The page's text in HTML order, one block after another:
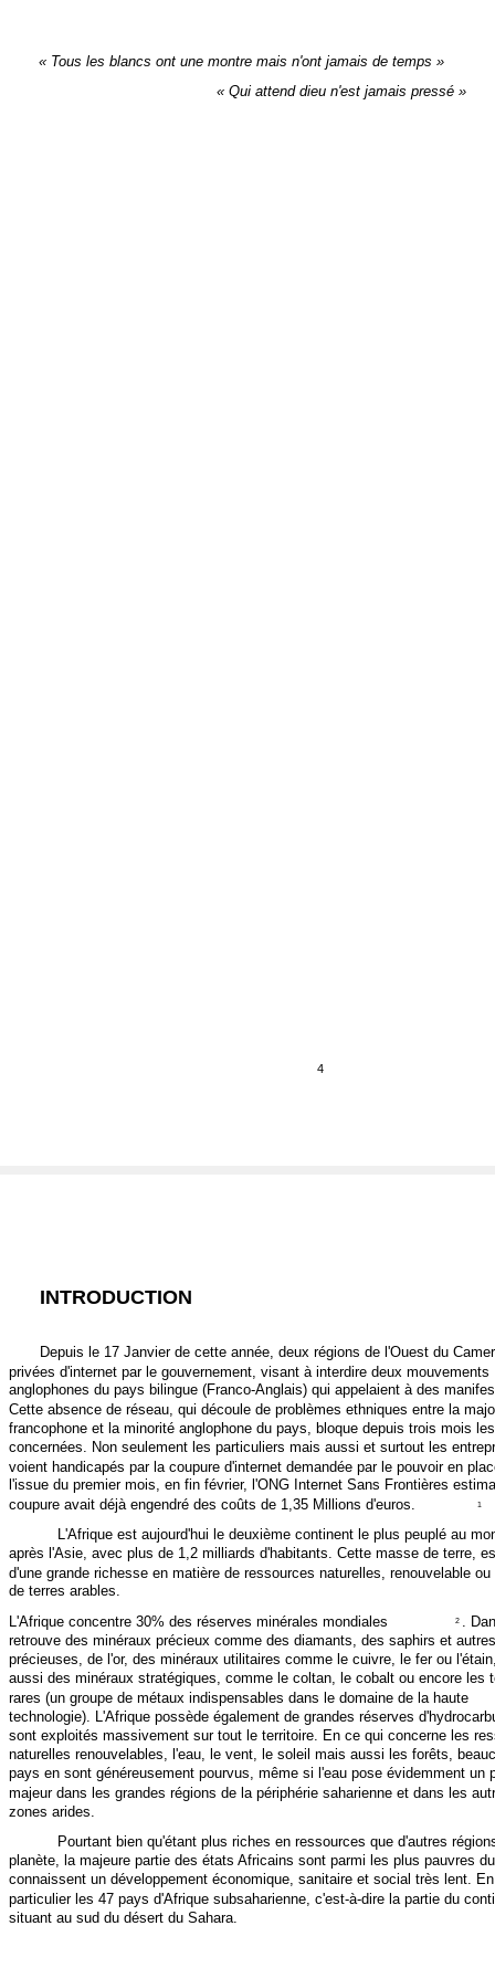
4
« Tous les blancs ont une montre mais n'ont jamais de temps »
« Qui attend dieu n'est jamais pressé »
INTRODUCTION
Depuis le 17 Janvier de cette année, deux régions de l'Ouest du
privées d'internet par le gouvernement, visant à interdire deux mouvements
anglophones du pays bilingue (Franco-Anglais) qui appelaient à des
Cette absence de réseau, qui découle de problèmes ethniques entre la
francophone et la minorité anglophone du pays, bloque depuis trois mois
concernées. Non seulement les particuliers mais aussi et surtout les
voient handicapés par la coupure d'internet demandée par le pouvoir en
l'issue du premier mois, en fin février, l'ONG Internet Sans Frontières
coupure avait déjà engendré des coûts de 1,35 Millions d'euros.
1
L'Afrique est aujourd'hui le deuxième continent le plus peuplé au
après l'Asie, avec plus de 1,2 milliards d'habitants. Cette masse de terre,
d'une grande richesse en matière de ressources naturelles, renouvelable ou
de terres arables.
L'Afrique concentre 30% des réserves minérales mondiales
2 .
retrouve des minéraux précieux comme des diamants, des saphirs et
précieuses, de l'or, des minéraux utilitaires comme le cuivre, le fer ou
aussi des minéraux stratégiques, comme le coltan, le cobalt ou encore les
rares (un groupe de métaux indispensables dans le domaine de la haute
technologie). L'Afrique possède également de grandes réserves
sont exploités massivement sur tout le territoire. En ce qui concerne les
naturelles renouvelables, l'eau, le vent, le soleil mais aussi les forêts,
pays en sont généreusement pourvus, même si l'eau pose évidemment un
majeur dans les grandes régions de la périphérie saharienne et dans les
zones arides.
Pourtant bien qu'étant plus riches en ressources que d'autres
planète, la majeure partie des états Africains sont parmi les plus pauvres
connaissent un développement économique, sanitaire et social très lent. En
particulier les 47 pays d'Afrique subsaharienne, c'est-à-dire la partie du
situant au sud du désert du Sahara.